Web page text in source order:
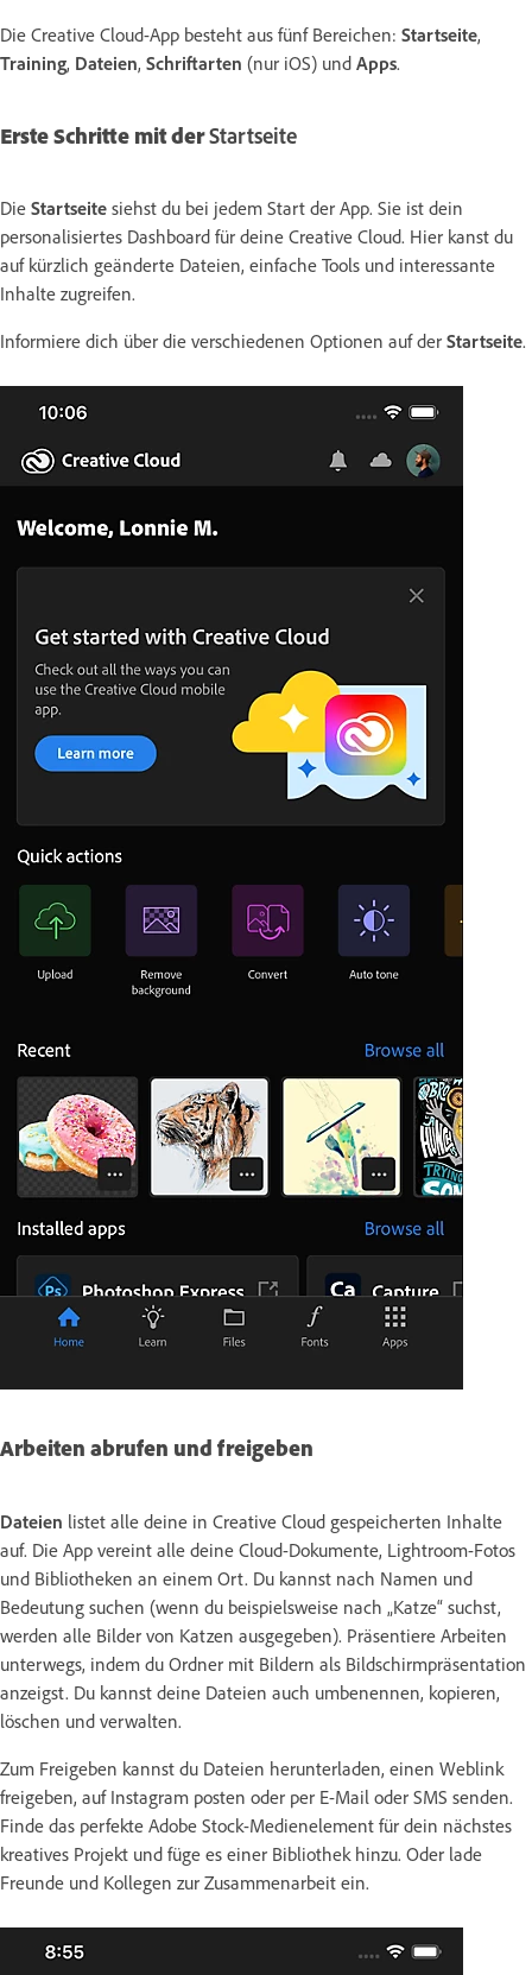
Die Creative Cloud-App besteht aus fünf Bereichen: Startseite,
Training, Dateien, Schriftarten (nur iOS) und Apps.
Erste Schritte mit derStartseite
Die Startseite siehst du bei jedem Start der App. Sie ist dein
personalisiertes Dashboard für deine Creative Cloud. Hier kanst du
auf kürzlich geänderte Dateien, einfache Tools und interessante
Inhalte zugreifen.
Informiere dich über die verschiedenen Optionen auf der Startseite.
Arbeiten abrufen und freigeben
Dateien listet alle deine in Creative Cloud gespeicherten Inhalte
auf. Die App vereint alle deine Cloud-Dokumente, Lightroom-Fotos
und Bibliotheken an einem Ort. Du kannst nach Namen und
Bedeutung suchen (wenn du beispielsweise nach „Katze“ suchst,
werden alle Bilder von Katzen ausgegeben). Präsentiere Arbeiten
unterwegs, indem du Ordner mit Bildern als Bildschirmpräsentation
anzeigst. Du kannst deine Dateien auch umbenennen, kopieren,
löschen und verwalten.
Zum Freigeben kannst du Dateien herunterladen, einen Weblink
freigeben, auf Instagram posten oder per E-Mail oder SMS senden.
Finde das perfekte Adobe Stock-Medienelement für dein nächstes
kreatives Projekt und füge es einer Bibliothek hinzu. Oder lade
Freunde und Kollegen zur Zusammenarbeit ein.